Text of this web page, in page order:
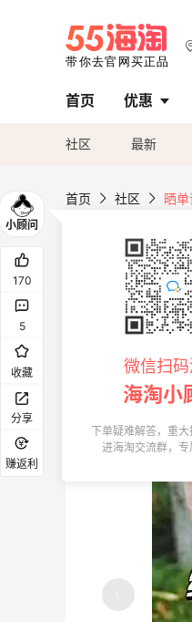
首页 优惠
社区 最新
首页 社区 晒
淘宝闪
170
5
收藏
分享
赚返利
微信扫
海淘小
下单疑难解答，重
进海淘交流群，